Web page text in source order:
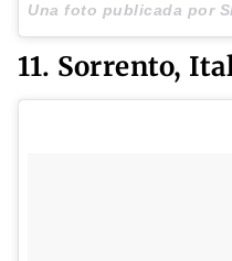
Una foto publicada por
11. Sorrento,